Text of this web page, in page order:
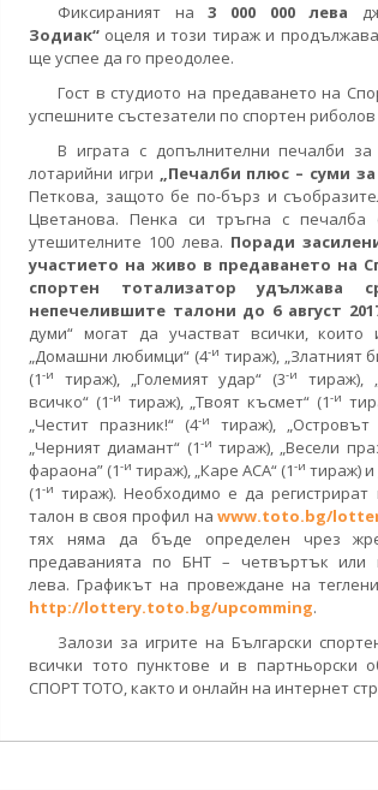
Фиксираният на 3 000 000 лева
Зодиак“ оцеля и този тираж и
ще успее да го преодолее.
Гост в студиото на предаването на
успешните състезатели по спортен
В играта с допълнителни печалби
лотарийни игри „Печалби плюс – суми
Петкова, защото бе по-бърз и
Цветанова. Пенка си тръгна с
утешителните 100 лева. Поради
участието на живо в предаването на
спортен тотализатор удължава
непечелившите талони до 6 август
думи“ могат да участват всички,
„Домашни любимци“ (4-и тираж), „Златният
(1-и тираж), „Големият удар“ (3-и тираж),
всичко“ (1-и тираж), „Твоят късмет“ (1-и
„Честит празник!“ (4-и тираж),
„Черният диамант“ (1-и тираж), „Весели
фараона” (1-и тираж), „Каре АСА“ (1-и тираж) и
(1-и тираж). Необходимо е да
талон в своя профил наwww.toto.bg/
тях няма да бъде определен чрез
предаванията по БНТ – четвъртък или
лева. Графикът на провеждане на
http://lottery.toto.bg/upcomming.
Залози за игрите на Български
всички тото пунктове и в партньорски
СПОРТ ТОТО, както и онлайн на интернет